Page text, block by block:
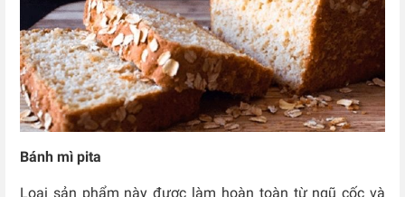
Bánh mì pita
Loại sản phẩm này được làm hoàn toàn từ ngũ cốc và